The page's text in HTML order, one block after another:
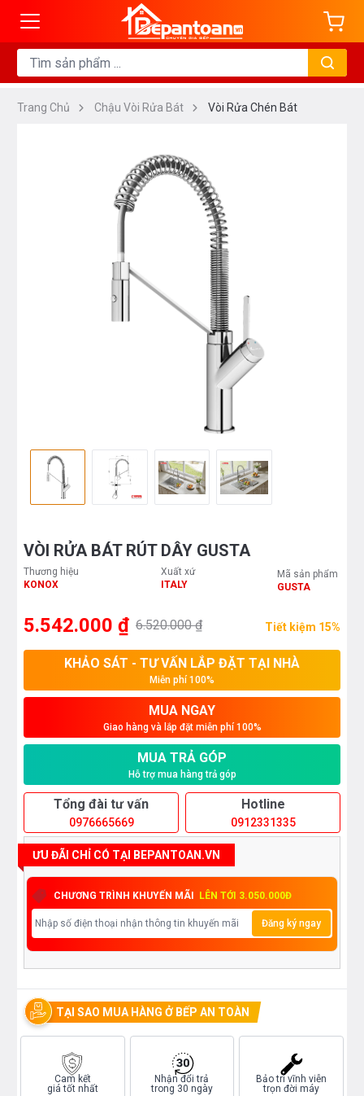
Trang Chủ Chậu Vòi Rửa Bát Vòi Rửa Chén Bát
VÒI RỬA BÁT RÚT DÂY GUSTA
Thương hiệu
KONOX
Xuất xứ
ITALY
Mã sản phẩm
GUSTA
5.542.000 ₫ 6.520.000 ₫ Tiết kiệm 15%
KHẢO SÁT - TƯ VẤN LẮP ĐẶT TẠI NHÀ
Miễn phí 100%
MUA NGAY
Giao hàng và lắp đặt miễn phí 100%
MUA TRẢ GÓP
Hỗ trợ mua hàng trả góp
Tổng đài tư vấn
0976665669
Hotline
0912331335
ƯU ĐÃI CHỈ CÓ TẠI BEPANTOAN.VN
CHƯƠNG TRÌNH KHUYẾN MÃI LÊN TỚI 3.050.000Đ
Đăng ký ngay
TẠI SAO MUA HÀNG Ở BẾP AN TOÀN
Cam kết
giá tốt nhất
Nhận đổi trả
trong 30 ngày
Bảo trì vĩnh viễn
trọn đời máy